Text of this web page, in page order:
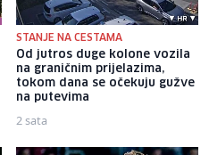
STANJE NA CESTAMA
Od jutros duge kolone vozila
na graničnim prijelazima,
tokom dana se očekuju gužve
na putevima
2 sata